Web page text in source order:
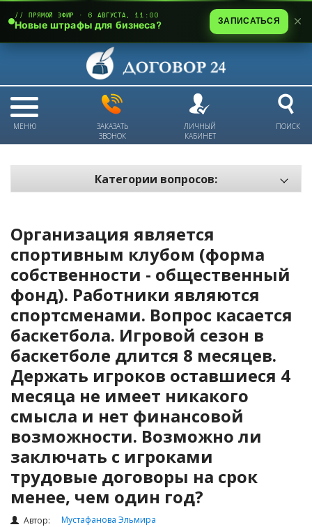
МЕНЮ
ЗАКАЗАТЬ
ЗВОНОК
ЛИЧНЫЙ
КАБИНЕТ
ПОИСК
Категории вопросов:
Техника безопасности и охрана труда
Антикризис: трудовые отношения
Антикризис: долги и обязательства
Налоги и Налогообложение
Трудовые отношения
Корпоративные отношения
Договоры
Доверенности
Интернет и право
Проверка государственных органов
Взыскание долга
Государственные закупки
Организация является
спортивным клубом (форма
собственности - общественный
фонд). Работники являются
спортсменами. Вопрос касается
баскетбола. Игровой сезон в
баскетболе длится 8 месяцев.
Держать игроков оставшиеся 4
месяца не имеет никакого
смысла и нет финансовой
возможности. Возможно ли
заключать с игроками
трудовые договоры на срок
менее, чем один год?
Автор:
Мустафанова Эльмира
// ПРЯМОЙ ЭФИР · 6 АВГУСТА, 11:00
Новые штрафы для бизнеса? ЗАПИСАТЬСЯ